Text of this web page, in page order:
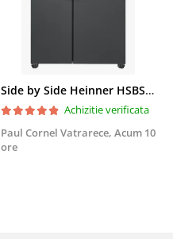
Side by Side Heinner HSBS-HM439NFINVDGWDE++, Total No Frost, Compresor Inverter, Dozator Apa, Display Touch LED, 439 L, Clasa E, Gri Antracit Texturat
Achizitie verificata
Paul Cornel Vatrarece, Acum 10
ore